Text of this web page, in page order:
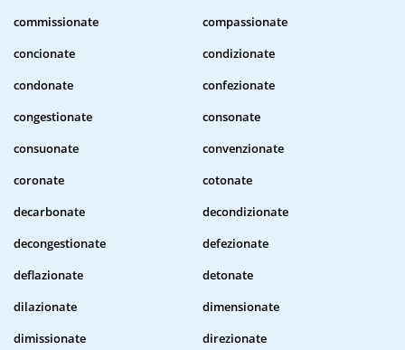
commissionate
compassionate
concionate
condizionate
condonate
confezionate
congestionate
consonate
consuonate
convenzionate
coronate
cotonate
decarbonate
decondizionate
decongestionate
defezionate
deflazionate
detonate
dilazionate
dimensionate
dimissionate
direzionate